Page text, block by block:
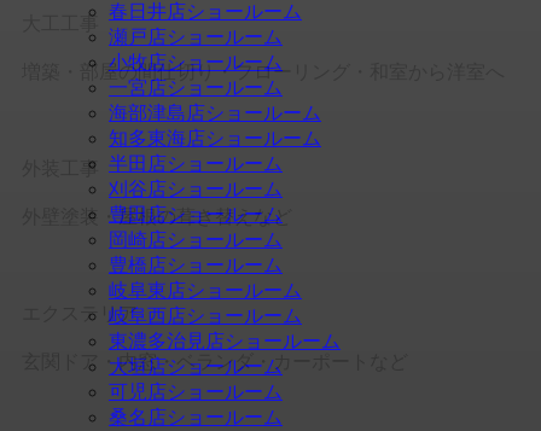
春日井店ショールーム
瀬戸店ショールーム
小牧店ショールーム
一宮店ショールーム
海部津島店ショールーム
知多東海店ショールーム
半田店ショールーム
刈谷店ショールーム
豊田店ショールーム
岡崎店ショールーム
豊橋店ショールーム
岐阜東店ショールーム
岐阜西店ショールーム
東濃多治見店ショールーム
大垣店ショールーム
可児店ショールーム
桑名店ショールーム
大工工事
増築・部屋の間仕切り・フローリング・和室から洋室へ
外装工事
外壁塗装・屋根の葺き替えなど
エクステリア
玄関ドア・内窓・ベランダ・カーポートなど